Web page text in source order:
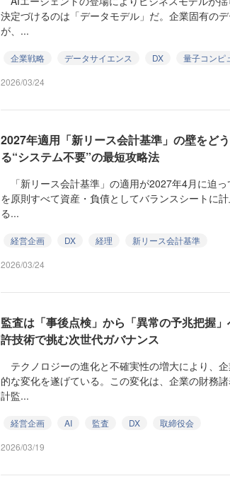
決定づけるのは「データモデル」だ。企業固有の
が、...
企業戦略 データサイエンス DX 量子コンピ
2026/03/24
2027年適用「新リース会計基準」の壁をど
る“システム不要”の最短攻略法
「新リース会計基準」の適用が2027年4月に迫っ
を原則すべて資産・負債としてバランスシートに
る...
経営企画 DX 経理
新リース会計基準
2026/03/24
監査は「事後点検」から「異常の予兆把握
許技術で挑む次世代ガバナンス
テクノロジーの進化と不確実性の増大により、
的な変化を遂げている。この変化は、企業の財務
計監...
経営企画 AI 監査 DX
取締役会
2026/03/19